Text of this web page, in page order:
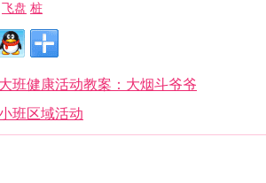
飞盘 桩
班健康活动教案：大烟斗爷爷
班区域活动